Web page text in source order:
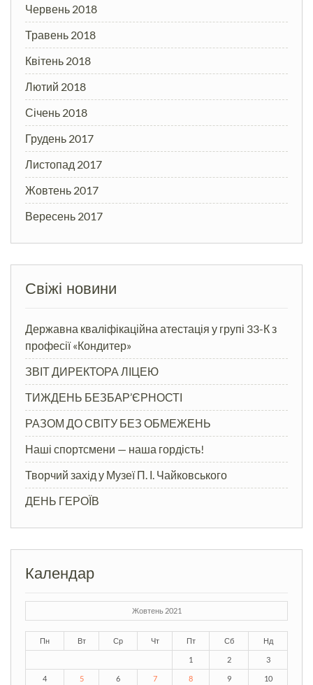
Червень 2018
Травень 2018
Квітень 2018
Лютий 2018
Січень 2018
Грудень 2017
Листопад 2017
Жовтень 2017
Вересень 2017
Свіжі новини
Державна кваліфікаційна атестація у групі 33-К з
професії «Кондитер»
ЗВІТ ДИРЕКТОРА ЛІЦЕЮ
ТИЖДЕНЬ БЕЗБАР’ЄРНОСТІ
РАЗОМ ДО СВІТУ БЕЗ ОБМЕЖЕНЬ
Наші спортсмени — наша гордість!
Творчий захід у Музеї П. І. Чайковського
ДЕНЬ ГЕРОЇВ
Календар
Жовтень 2021
Пн Вт Ср Чт Пт Сб Нд
1 2 3
4 5 6 7 8 9 10